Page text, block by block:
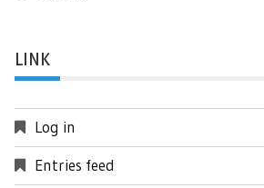
LINK
Log in
Entries feed